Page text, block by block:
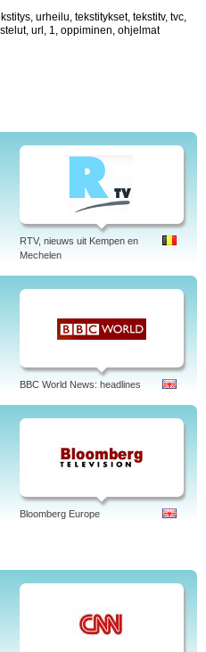
urheilu, tekstitykset, tekstitv, tvc,
url, 1, oppiminen, ohjelmat
RTV, nieuws uit Kempen en
Mechelen
BBC World News: headlines
Bloomberg Europe